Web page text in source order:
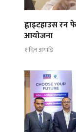
ह्वाइटहाउस रन
आयोजना
१ दिन अगाडि